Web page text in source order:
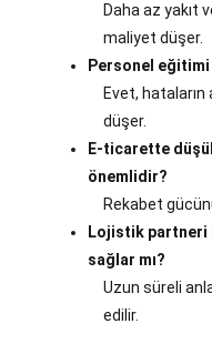
Daha az yakıt
maliyet düşer.
Personel
Evet,
düşer.
E-ticarette
önemlidir?
Rekabet
Lojistik partneri
sağlar mı?
Uzun süreli
edilir.